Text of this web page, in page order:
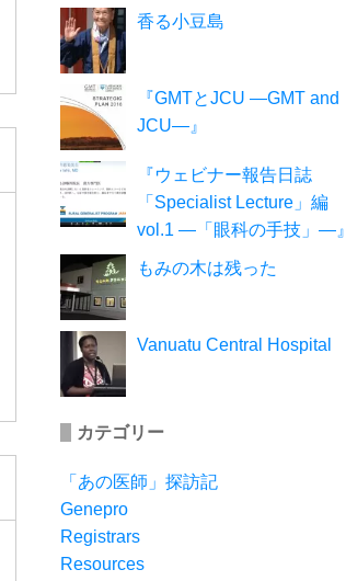
香る小豆島
『GMTとJCU ―GMT and
JCU―』
『ウェビナー報告日誌
「Specialist Lecture」編
vol.1 ―「眼科の手技」―』
もみの木は残った
Vanuatu Central Hospital
カテゴリー
「あの医師」探訪記
Genepro
Registrars
Resources